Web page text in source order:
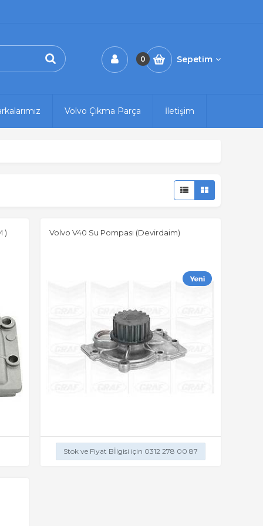
0 Sepetim
Volvo Çıkma Parça İletişim
) Volvo V40 Su Pompası (Devirdaim)
Stok ve Fiyat Bİlgisi için 0312 278 00 87